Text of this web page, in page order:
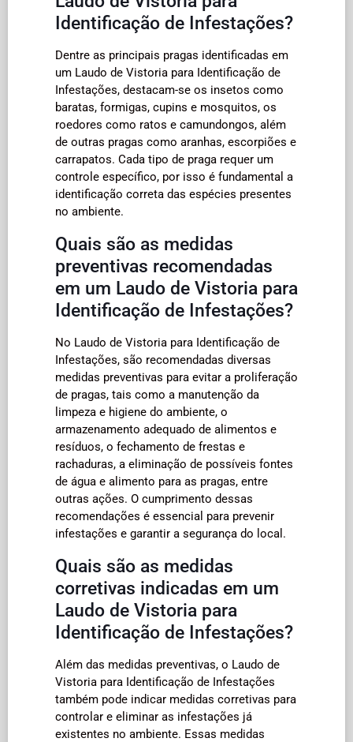
Identificação de Infestações?
Dentre as principais pragas identificadas em
um Laudo de Vistoria para Identificação de
Infestações, destacam-se os insetos como
baratas, formigas, cupins e mosquitos, os
roedores como ratos e camundongos, além
de outras pragas como aranhas, escorpiões e
carrapatos. Cada tipo de praga requer um
controle específico, por isso é fundamental a
identificação correta das espécies presentes
no ambiente.
Quais são as medidas
preventivas recomendadas
em um Laudo de Vistoria para
Identificação de Infestações?
No Laudo de Vistoria para Identificação de
Infestações, são recomendadas diversas
medidas preventivas para evitar a proliferação
de pragas, tais como a manutenção da
limpeza e higiene do ambiente, o
armazenamento adequado de alimentos e
resíduos, o fechamento de frestas e
rachaduras, a eliminação de possíveis fontes
de água e alimento para as pragas, entre
outras ações. O cumprimento dessas
recomendações é essencial para prevenir
infestações e garantir a segurança do local.
Quais são as medidas
corretivas indicadas em um
Laudo de Vistoria para
Identificação de Infestações?
Além das medidas preventivas, o Laudo de
Vistoria para Identificação de Infestações
também pode indicar medidas corretivas para
controlar e eliminar as infestações já
existentes no ambiente. Essas medidas